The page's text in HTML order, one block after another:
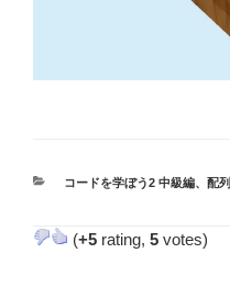
カ
リ
コードを学ぼう2 中級編、 配列
(+5 rating, 5 votes)